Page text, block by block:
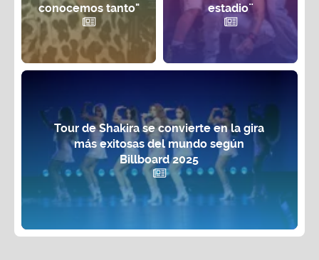
conocemos tanto"
estadio¨
Tour de Shakira se convierte en la gira
más exitosas del mundo según
Billboard 2025